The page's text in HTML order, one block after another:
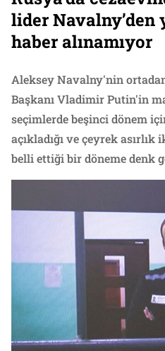
lider Navalny’den
haber alınamıyor
Aleksey Navalny'nin
Başkanı Vladimir Putin'in
seçimlerde beşinci dönem
açıkladığı ve çeyrek
belli ettiği bir döneme denk